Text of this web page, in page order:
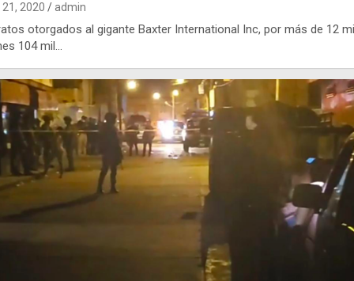
2020 admin
otorgados al gigante Baxter International Inc, por más de 12
104 mil…